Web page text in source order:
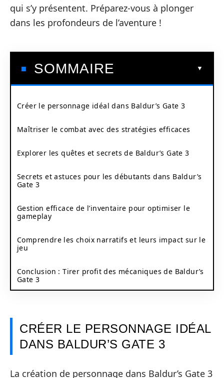
qui s’y présentent. Préparez-vous à plonger
dans les profondeurs de l’aventure !
SOMMAIRE
Créer le personnage idéal dans Baldur’s Gate 3
Maîtriser le combat avec des stratégies efficaces
Explorer les quêtes et secrets de Baldur’s Gate 3
Secrets et astuces pour les débutants dans Baldur’s
Gate 3
Gestion efficace de l’inventaire pour optimiser le
gameplay
Comprendre les choix narratifs et leurs impact sur le
jeu
Conclusion : Tirer profit des mécaniques de Baldur’s
Gate 3
CRÉER LE PERSONNAGE IDÉAL
DANS BALDUR’S GATE 3
La création de personnage dans Baldur’s Gate 3